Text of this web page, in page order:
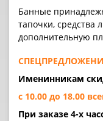
Банные
тапочки, средства
дополнительную
Именинникам
с 10.00 до 18.00
При заказе 4-х